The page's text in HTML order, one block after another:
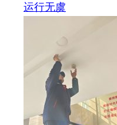
运行无虞